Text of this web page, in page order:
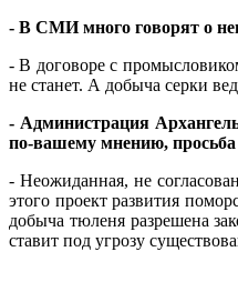
- В СМИ много говорят о
- В договоре с
не станет. А добыча серки
- Администрация
по-вашему мнению, просьба
- Неожиданная, не
этого проект развития
добыча тюленя разрешена
ставит под угрозу